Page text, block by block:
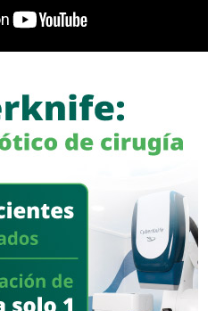
el proceso de
en una situación de
con las condiciones legales
con lo que las leyes
a los operadores en estado